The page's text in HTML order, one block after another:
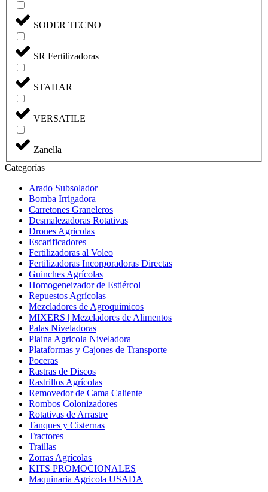
SODER TECNO
SR Fertilizadoras
STAHAR
VERSATILE
Zanella
Categorías
Arado Subsolador
Bomba Irrigadora
Carretones Graneleros
Desmalezadoras Rotativas
Drones Agricolas
Escarificadores
Fertilizadoras al Voleo
Fertilizadoras Incorporadoras Directas
Guinches Agrícolas
Homogeneizador de Estiércol
Repuestos Agrícolas
Mezcladores de Agroquimicos
MIXERS | Mezcladores de Alimentos
Palas Niveladoras
Plaina Agricola Niveladora
Plataformas y Cajones de Transporte
Poceras
Rastras de Discos
Rastrillos Agrícolas
Removedor de Cama Caliente
Rombos Colonizadores
Rotativas de Arrastre
Tanques y Cisternas
Tractores
Traillas
Zorras Agrícolas
KITS PROMOCIONALES
Maquinaria Agricola USADA